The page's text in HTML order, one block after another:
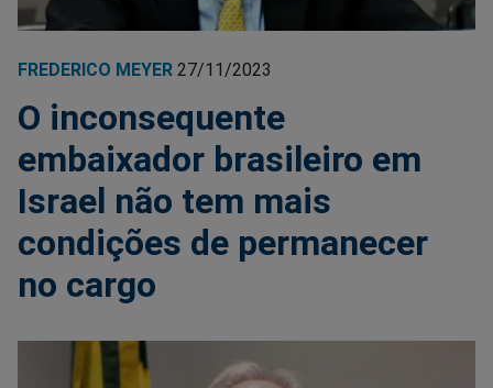
FREDERICO MEYER 27/11/2023
O inconsequente
embaixador brasileiro em
Israel não tem mais
condições de permanecer
no cargo